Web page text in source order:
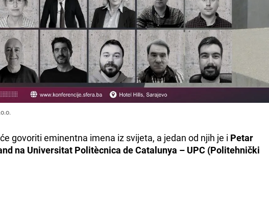
govoriti eminentna imena iz svijeta, a jedan od njih je i Petar
na Universitat Politècnica de Catalunya – UPC (Politehnički